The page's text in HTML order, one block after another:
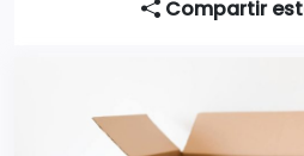
Compartir